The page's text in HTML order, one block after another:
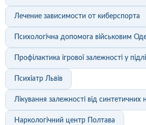
Лечение зависимости от киберспорта
Психологічна допомога військовим
Профілактика ігрової залежності у
Психіатр Львів
Лікування залежності від синтетичних
Наркологічний центр Полтава